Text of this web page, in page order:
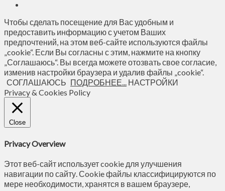
Чтобы сделать посещение для Вас удобным и
предоставить информацию с учетом Ваших
предпочтений, на этом веб-сайте используются файлы
„cookie“. Если Вы согласны с этим, нажмите на кнопку
„Соглашаюсь“. Вы всегда можете отозвать свое согласие,
изменив настройки браузера и удалив файлы „cookie“.
СОГЛАШАЮСЬ ПОДРОБНЕЕ... НАСТРОЙКИ
Privacy & Cookies Policy
Close
Privacy Overview
Этот веб-сайт использует cookie для улучшения
навигации по сайту. Сookie файлы классифицируются по
мере необходимости, хранятся в вашем браузере,